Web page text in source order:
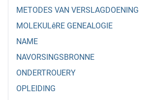
METODES VAN VERSLAGDOENING
MOLEKULêRE GENEALOGIE
NAME
NAVORSINGSBRONNE
ONDERTROUERY
OPLEIDING